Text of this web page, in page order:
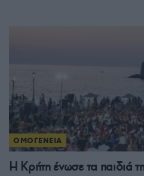
ΟΜΟΓΕΝΕΙΑ
Η Κρήτη ένωσε τα παιδιά